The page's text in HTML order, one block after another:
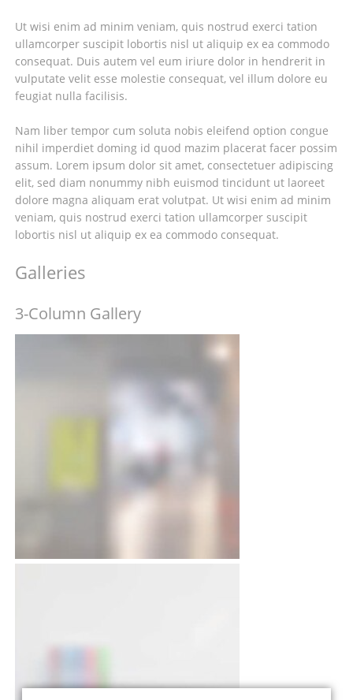
Ut wisi enim ad minim veniam, quis nostrud exerci tation
ullamcorper suscipit lobortis nisl ut aliquip ex ea commodo
consequat. Duis autem vel eum iriure dolor in hendrerit in
vulputate velit esse molestie consequat, vel illum dolore eu
feugiat nulla facilisis.
Nam liber tempor cum soluta nobis eleifend option congue
nihil imperdiet doming id quod mazim placerat facer possim
assum. Lorem ipsum dolor sit amet, consectetuer adipiscing
elit, sed diam nonummy nibh euismod tincidunt ut laoreet
dolore magna aliquam erat volutpat. Ut wisi enim ad minim
veniam, quis nostrud exerci tation ullamcorper suscipit
lobortis nisl ut aliquip ex ea commodo consequat.
Galleries
3-Column Gallery